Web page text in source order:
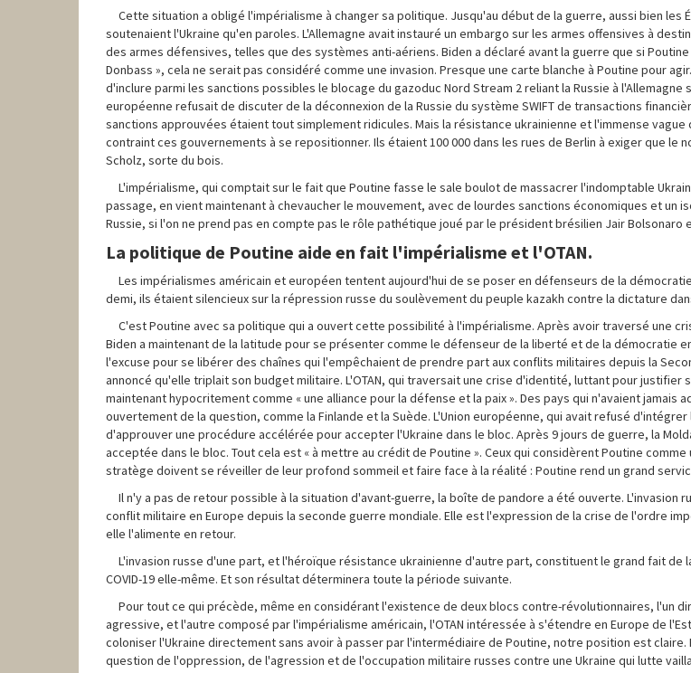
Cette situation a obligé l'impérialisme à changer sa politique. Jusqu'au début de la guerre, aussi bien les
soutenaient l'Ukraine qu'en paroles. L'Allemagne avait instauré un embargo sur les armes offensives à
des armes défensives, telles que des systèmes anti-aériens. Biden a déclaré avant la guerre que si
Donbass », cela ne serait pas considéré comme une invasion. Presque une carte blanche à Poutine pour
d'inclure parmi les sanctions possibles le blocage du gazoduc Nord Stream 2 reliant la Russie à l'Allemagne
européenne refusait de discuter de la déconnexion de la Russie du système SWIFT de transactions
sanctions approuvées étaient tout simplement ridicules. Mais la résistance ukrainienne et l'immense
contraint ces gouvernements à se repositionner. Ils étaient 100 000 dans les rues de Berlin à exiger que le
Scholz, sorte du bois.
L'impérialisme, qui comptait sur le fait que Poutine fasse le sale boulot de massacrer l'indomptable
passage, en vient maintenant à chevaucher le mouvement, avec de lourdes sanctions économiques et un
Russie, si l'on ne prend pas en compte pas le rôle pathétique joué par le président brésilien Jair Bolsonaro
La politique de Poutine aide en fait l'impérialisme et l'OTAN.
Les impérialismes américain et européen tentent aujourd'hui de se poser en défenseurs de la
demi, ils étaient silencieux sur la répression russe du soulèvement du peuple kazakh contre la dictature
C'est Poutine avec sa politique qui a ouvert cette possibilité à l'impérialisme. Après avoir traversé une
Biden a maintenant de la latitude pour se présenter comme le défenseur de la liberté et de la démocratie
l'excuse pour se libérer des chaînes qui l'empêchaient de prendre part aux conflits militaires depuis la
annoncé qu'elle triplait son budget militaire. L'OTAN, qui traversait une crise d'identité, luttant pour justifier
maintenant hypocritement comme « une alliance pour la défense et la paix ». Des pays qui n'avaient jamais
ouvertement de la question, comme la Finlande et la Suède. L'Union européenne, qui avait refusé
d'approuver une procédure accélérée pour accepter l'Ukraine dans le bloc. Après 9 jours de guerre, la
acceptée dans le bloc. Tout cela est « à mettre au crédit de Poutine ». Ceux qui considèrent Poutine comme
stratège doivent se réveiller de leur profond sommeil et faire face à la réalité : Poutine rend un grand
Il n'y a pas de retour possible à la situation d'avant-guerre, la boîte de pandore a été ouverte. L'invasion
conflit militaire en Europe depuis la seconde guerre mondiale. Elle est l'expression de la crise de l'ordre
elle l'alimente en retour.
L'invasion russe d'une part, et l'héroïque résistance ukrainienne d'autre part, constituent le grand fait de
COVID-19 elle-même. Et son résultat déterminera toute la période suivante.
Pour tout ce qui précède, même en considérant l'existence de deux blocs contre-révolutionnaires, l'un
agressive, et l'autre composé par l'impérialisme américain, l'OTAN intéressée à s'étendre en Europe de
coloniser l'Ukraine directement sans avoir à passer par l'intermédiaire de Poutine, notre position est claire.
question de l'oppression, de l'agression et de l'occupation militaire russes contre une Ukraine qui lutte